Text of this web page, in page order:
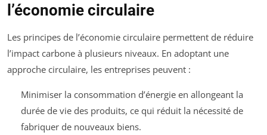
l’économie circulaire
Les principes de l’économie circulaire permettent de réduire
l’impact carbone à plusieurs niveaux. En adoptant une
approche circulaire, les entreprises peuvent :
Minimiser la consommation d’énergie en allongeant la
durée de vie des produits, ce qui réduit la nécessité de
fabriquer de nouveaux biens.